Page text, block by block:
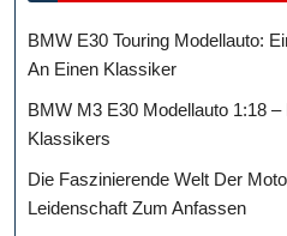
BMW E30 Touring Modellauto:
An Einen Klassiker
BMW M3 E30 Modellauto 1:18
Klassikers
Die Faszinierende Welt Der
Leidenschaft Zum Anfassen